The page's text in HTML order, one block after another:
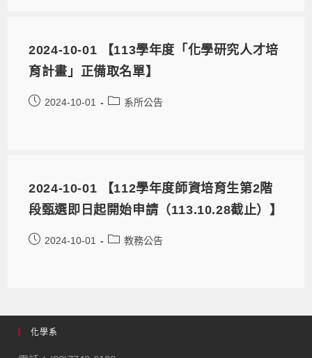
2024-10-01 【113學年度「化學研究人才培
育計畫」正備取名單】
2024-10-01 系所公告
2024-10-01 【112學年度師資培育生第2階
段甄選即日起開始申請（113.10.28截止）】
2024-10-01 教務公告
化學系